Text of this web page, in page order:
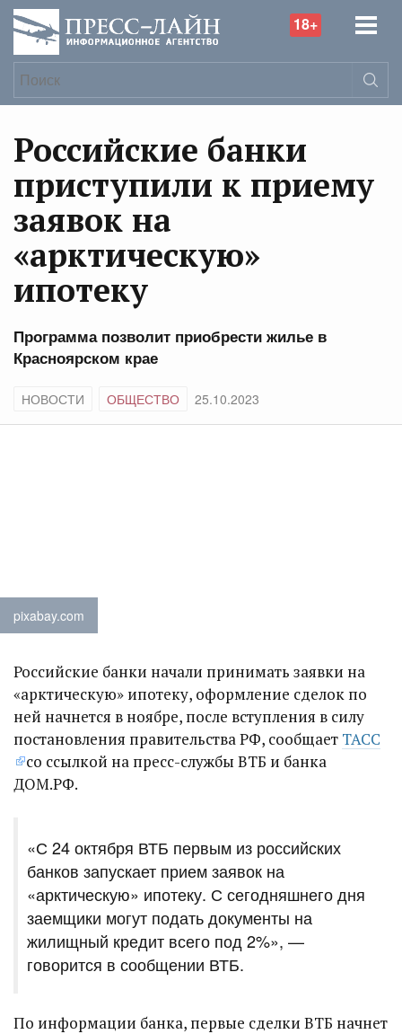
18+
Российские банки
приступили к приему
заявок на
«арктическую»
ипотеку
Программа позволит приобрести жилье в
Красноярском крае
НОВОСТИ ОБЩЕСТВО 25.10.2023
pixabay.com
Российские банки начали принимать заявки на
«арктическую» ипотеку, оформление сделок по
ней начнется в ноябре, после вступления в силу
постановления правительства РФ, сообщает ТАСС
со ссылкой на пресс-службы ВТБ и банка
ДОМ.РФ.
«С 24 октября ВТБ первым из российских
банков запускает прием заявок на
«арктическую» ипотеку. С сегодняшнего дня
заемщики могут подать документы на
жилищный кредит всего под 2%», —
говорится в сообщении ВТБ.
По информации банка, первые сделки ВТБ начнет